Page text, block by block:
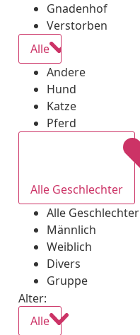
Gnadenhof
Verstorben
Alle
Andere
Hund
Katze
Pferd
Alle Geschlechter
Alle Geschlechter
Männlich
Weiblich
Divers
Gruppe
Alter:
Alle